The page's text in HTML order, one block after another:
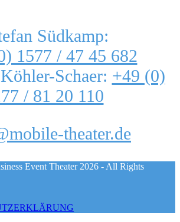
Südkamp:
1577 / 47 45 682
Schaer: +49 (0)
/ 81 20 110
theater.de
Event Theater 2026 - All Rights